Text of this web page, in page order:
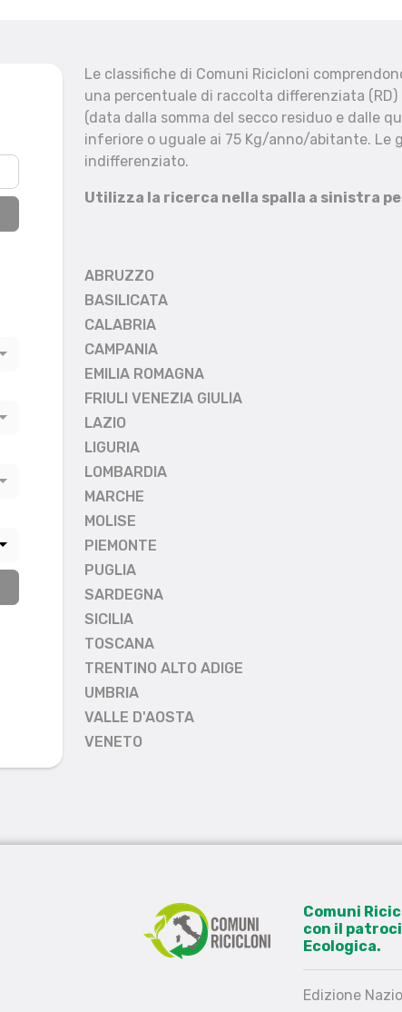
Reset filtri
Le classifiche di Comuni Ricicloni
una percentuale di raccolta differenziata
(data dalla somma del secco residuo e dalle
inferiore o uguale ai 75 Kg/anno/abitante. Le
indifferenziato.
Utilizza la ricerca nella spalla a sinistra
ABRUZZO
BASILICATA
CALABRIA
CAMPANIA
EMILIA ROMAGNA
FRIULI VENEZIA GIULIA
LAZIO
LIGURIA
LOMBARDIA
MARCHE
MOLISE
PIEMONTE
PUGLIA
SARDEGNA
SICILIA
TOSCANA
TRENTINO ALTO ADIGE
UMBRIA
VALLE D'AOSTA
VENETO
Comuni
con il
Ecologica.
Edizione